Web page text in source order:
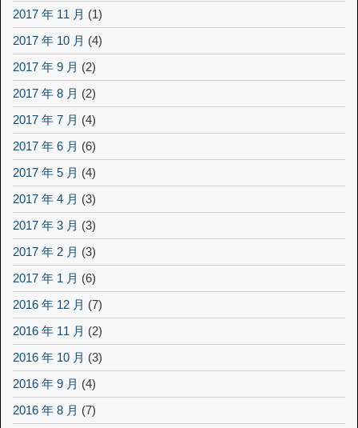
2017 年 11 月 (1)
2017 年 10 月 (4)
2017 年 9 月 (2)
2017 年 8 月 (2)
2017 年 7 月 (4)
2017 年 6 月 (6)
2017 年 5 月 (4)
2017 年 4 月 (3)
2017 年 3 月 (3)
2017 年 2 月 (3)
2017 年 1 月 (6)
2016 年 12 月 (7)
2016 年 11 月 (2)
2016 年 10 月 (3)
2016 年 9 月 (4)
2016 年 8 月 (7)